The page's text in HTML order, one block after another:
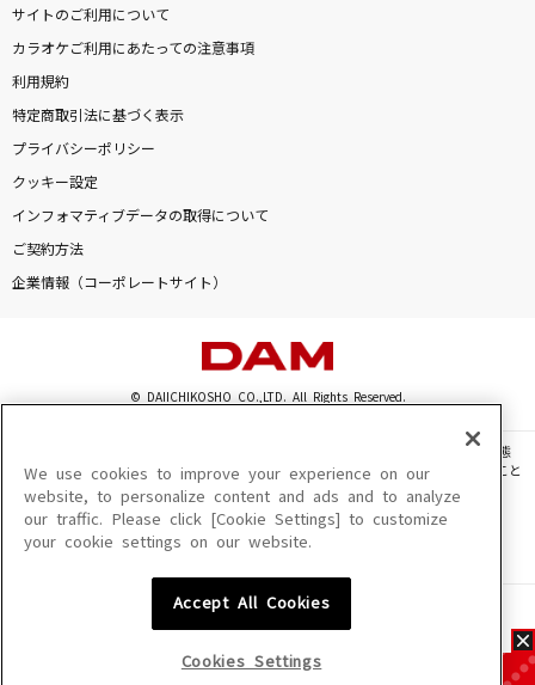
サイトのご利用について
カラオケご利用にあたっての注意事項
利用規約
特定商取引法に基づく表示
プライバシーポリシー
クッキー設定
インフォマティブデータの取得について
ご契約方法
企業情報（コーポレートサイト）
© DAIICHIKOSHO CO.,LTD. All Rights Reserved.
このサイトに掲載されている一切の文章・画像・写真・動画・音声等を、手段や形態
を問わず、著作権法の定める範囲を超えて無断で複製、転載、ファイル化などすること
を禁じます。
楽曲及びコンテンツは、機種によりご利用いただけない場合があります。
楽曲及びコンテンツの配信日、配信内容が変更になる場合があります。
We use cookies to improve your experience on our
website, to personalize content and ads and to analyze
our traffic. Please click [Cookie Settings] to customize
your cookie settings on our website.
Accept All Cookies
Cookies Settings